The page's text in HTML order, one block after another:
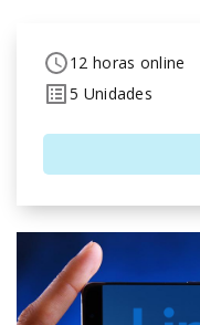
12 horas online
5 Unidades